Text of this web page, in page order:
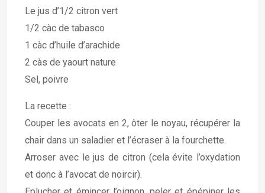
Le jus d’1/2 citron vert
1/2 càc de tabasco
1 càc d’huile d’arachide
2 càs de yaourt nature
Sel, poivre
La recette :
Couper les avocats en 2, ôter le noyau, récupérer la
chair dans un saladier et l’écraser à la fourchette.
Arroser avec le jus de citron (cela évite l’oxydation
et donc à l’avocat de noircir).